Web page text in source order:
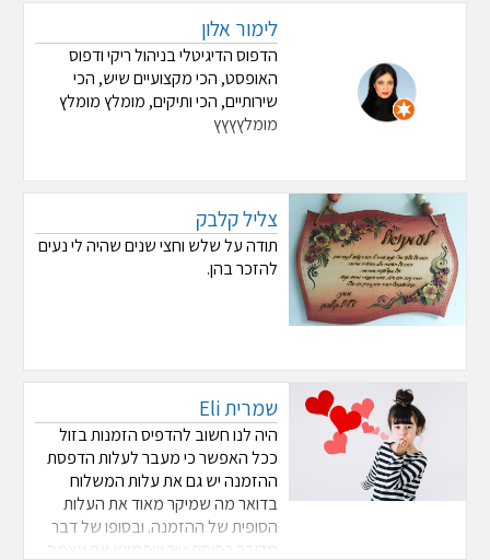
לימור אלון
הדפוס הדיגיטלי בניהול ריקי ודפוס
האופסט, הכי מקצועיים שיש, הכי
שירותיים, הכי ותיקים, מומלץ מומלץ
מומלץץץץ
צליל קלבק
תודה על שלש וחצי שנים שהיה לי נעים
להזכר בהן.
שמרית Eli
היה לנו חשוב להדפיס הזמנות בזול
ככל האפשר כי מעבר לעלות הדפסת
ההזמנה יש גם את עלות המשלוח
בדואר מה שמיקר מאוד את העלות
הסופית של ההזמנה. ובסופו של דבר